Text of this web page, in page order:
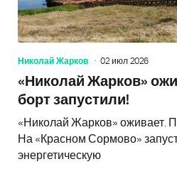
Николай Жарков 02 июл 2026
«Николай Жарков»
борт запустили!
«Николай Жарков» оживает.
На «Красном Сормово»
энергетическую